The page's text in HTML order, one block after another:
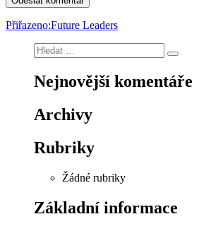
Navigace
Přiřazeno:Future Leaders
Hledat:
Hledání
Nejnovější komentáře
Archivy
Rubriky
Žádné rubriky
Základní informace